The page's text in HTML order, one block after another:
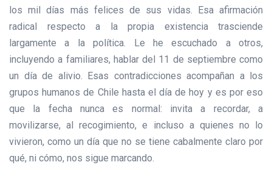
los mil días más felices de sus vidas. Esa afirmación
radical respecto a la propia existencia trasciende
largamente a la política. Le he escuchado a otros,
incluyendo a familiares, hablar del 11 de septiembre como
un día de alivio. Esas contradicciones acompañan a los
grupos humanos de Chile hasta el día de hoy y es por eso
que la fecha nunca es normal: invita a recordar, a
movilizarse, al recogimiento, e incluso a quienes no lo
vivieron, como un día que no se tiene cabalmente claro por
qué, ni cómo, nos sigue marcando.